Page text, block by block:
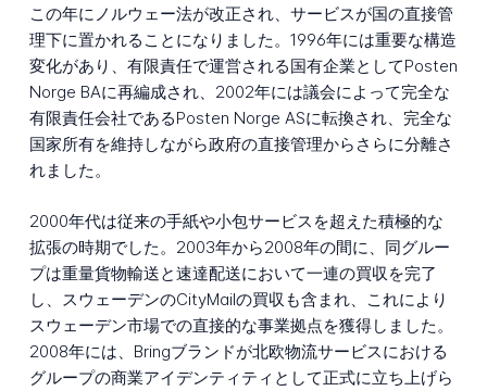
この年にノルウェー法が改正され、サービスが国の直接管
理下に置かれることになりました。1996年には重要な構造
変化があり、有限責任で運営される国有企業としてPosten
Norge BAに再編成され、2002年には議会によって完全な
有限責任会社であるPosten Norge ASに転換され、完全な
国家所有を維持しながら政府の直接管理からさらに分離さ
れました。
2000年代は従来の手紙や小包サービスを超えた積極的な
拡張の時期でした。2003年から2008年の間に、同グルー
プは重量貨物輸送と速達配送において一連の買収を完了
し、スウェーデンのCityMailの買収も含まれ、これにより
スウェーデン市場での直接的な事業拠点を獲得しました。
2008年には、Bringブランドが北欧物流サービスにおける
グループの商業アイデンティティとして正式に立ち上げら